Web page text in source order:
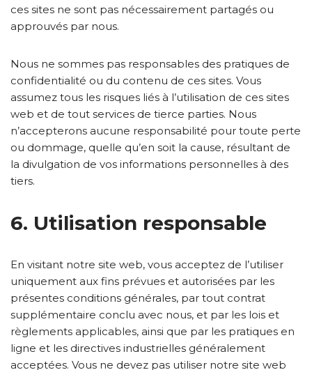
ces sites ne sont pas nécessairement partagés ou
approuvés par nous.
Nous ne sommes pas responsables des pratiques de
confidentialité ou du contenu de ces sites. Vous
assumez tous les risques liés à l’utilisation de ces sites
web et de tout services de tierce parties. Nous
n’accepterons aucune responsabilité pour toute perte
ou dommage, quelle qu’en soit la cause, résultant de
la divulgation de vos informations personnelles à des
tiers.
6. Utilisation responsable
En visitant notre site web, vous acceptez de l’utiliser
uniquement aux fins prévues et autorisées par les
présentes conditions générales, par tout contrat
supplémentaire conclu avec nous, et par les lois et
règlements applicables, ainsi que par les pratiques en
ligne et les directives industrielles généralement
acceptées. Vous ne devez pas utiliser notre site web